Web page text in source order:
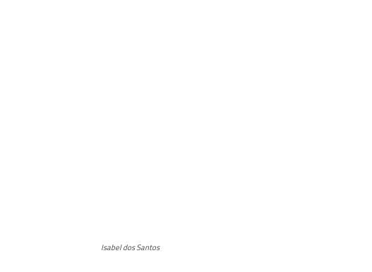
Isabel dos Santos